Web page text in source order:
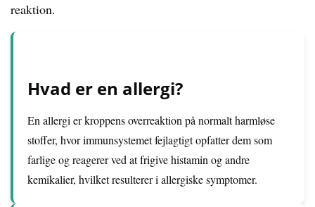
reaktion.
Hvad er en allergi?
En allergi er kroppens overreaktion på normalt harmløse
stoffer, hvor immunsystemet fejlagtigt opfatter dem som
farlige og reagerer ved at frigive histamin og andre
kemikalier, hvilket resulterer i allergiske symptomer.